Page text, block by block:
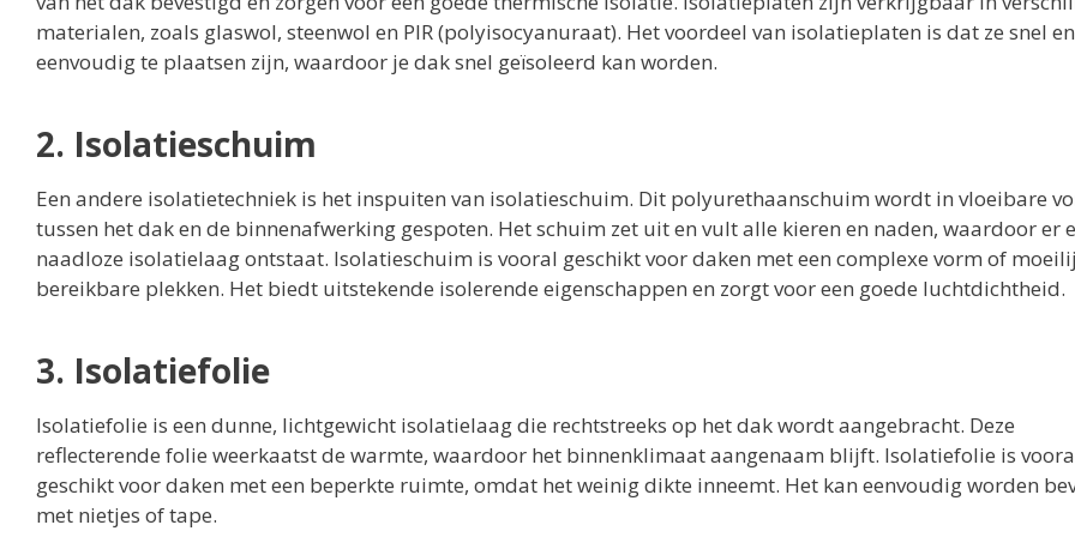
materialen, zoals glaswol, steenwol en PIR (polyisocyanuraat). Het voordeel van isolatieplaten is dat ze snel en
eenvoudig te plaatsen zijn, waardoor je dak snel geïsoleerd kan worden.
2. Isolatieschuim
Een andere isolatietechniek is het inspuiten van isolatieschuim. Dit polyurethaanschuim wordt in vloeibare
tussen het dak en de binnenafwerking gespoten. Het schuim zet uit en vult alle kieren en naden, waardoor er
naadloze isolatielaag ontstaat. Isolatieschuim is vooral geschikt voor daken met een complexe vorm of
bereikbare plekken. Het biedt uitstekende isolerende eigenschappen en zorgt voor een goede luchtdichtheid.
3. Isolatiefolie
Isolatiefolie is een dunne, lichtgewicht isolatielaag die rechtstreeks op het dak wordt aangebracht. Deze
reflecterende folie weerkaatst de warmte, waardoor het binnenklimaat aangenaam blijft. Isolatiefolie is
geschikt voor daken met een beperkte ruimte, omdat het weinig dikte inneemt. Het kan eenvoudig worden
met nietjes of tape.